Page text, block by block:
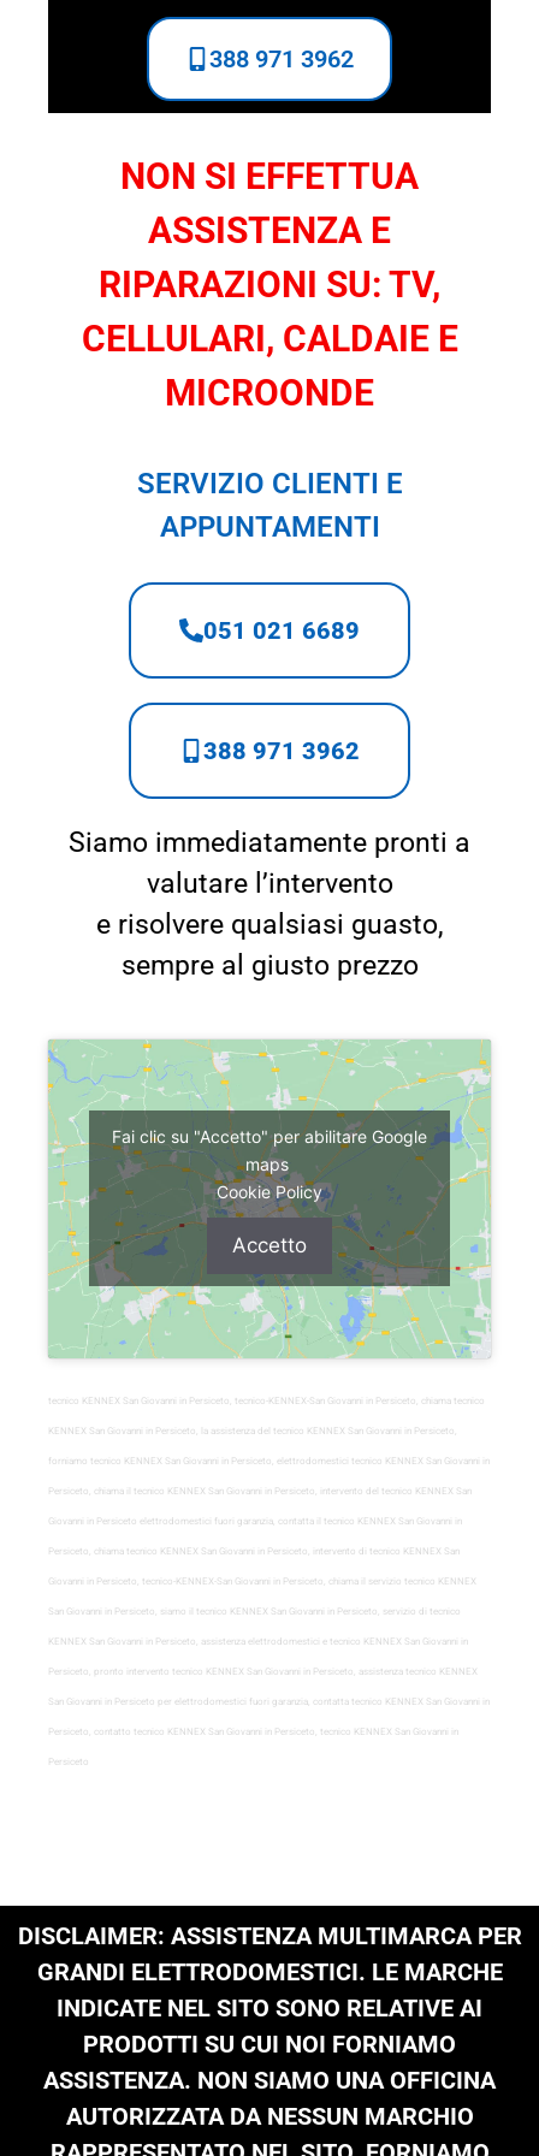
388 971 3962
NON SI EFFETTUA
ASSISTENZA E
RIPARAZIONI SU: TV,
CELLULARI, CALDAIE E
MICROONDE
SERVIZIO CLIENTI E
APPUNTAMENTI
051 021 6689
388 971 3962
Siamo immediatamente pronti a
valutare l’intervento
e risolvere qualsiasi guasto,
sempre al giusto prezzo
Fai clic su "Accetto" per abilitare Google
maps
Cookie Policy
Accetto
tecnico KENNEX San Giovanni in Persiceto, tecnico-KENNEX-San Giovanni in Persiceto, chiama tecnico
KENNEX San Giovanni in Persiceto, la assistenza del tecnico KENNEX San Giovanni in Persiceto,
forniamo tecnico KENNEX San Giovanni in Persiceto, elettrodomestici tecnico KENNEX San Giovanni in
Persiceto, chiama il tecnico KENNEX San Giovanni in Persiceto, intervento del tecnico KENNEX San
Giovanni in Persiceto elettrodomestici fuori garanzia, contatta il tecnico KENNEX San Giovanni in
Persiceto, chiama tecnico KENNEX San Giovanni in Persiceto, intervento di tecnico KENNEX San
Giovanni in Persiceto, tecnico-KENNEX-San Giovanni in Persiceto, chiama il servizio tecnico KENNEX
San Giovanni in Persiceto, siamo il tecnico KENNEX San Giovanni in Persiceto, servizio di tecnico
KENNEX San Giovanni in Persiceto, assistenza elettrodomestici e tecnico KENNEX San Giovanni in
Persiceto, pronto intervento tecnico KENNEX San Giovanni in Persiceto, assistenza tecnico KENNEX
San Giovanni in Persiceto per elettrodomestici fuori garanzia, contatta tecnico KENNEX San Giovanni in
Persiceto, contatto tecnico KENNEX San Giovanni in Persiceto, tecnico KENNEX San Giovanni in
Persiceto
DISCLAIMER: ASSISTENZA MULTIMARCA PER
GRANDI ELETTRODOMESTICI. LE MARCHE
INDICATE NEL SITO SONO RELATIVE AI
PRODOTTI SU CUI NOI FORNIAMO
ASSISTENZA. NON SIAMO UNA OFFICINA
AUTORIZZATA DA NESSUN MARCHIO